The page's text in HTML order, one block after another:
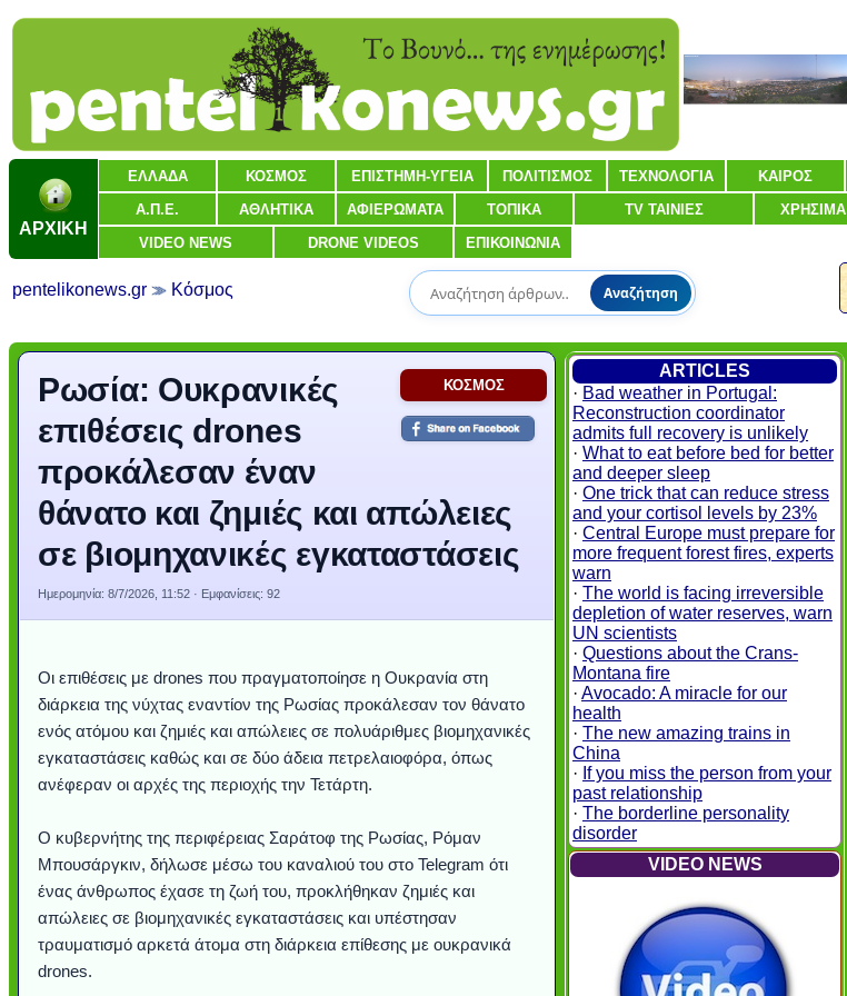
ΑΡΧΙΚΗ
ΕΛΛΑΔΑ ΚΟΣΜΟΣ ΕΠΙΣΤΗΜΗ-ΥΓΕΙΑ ΠΟΛΙΤΙΣΜΟΣ ΤΕΧΝΟΛΟΓΙΑ ΚΑΙΡΟΣ
Α.Π.Ε. ΑΘΛΗΤΙΚΑ ΑΦΙΕΡΩΜΑΤΑ ΤΟΠΙΚΑ TV ΤΑΙΝΙΕΣ ΧΡΗΣΙΜΑ
VIDEO NEWS DRONE VIDEOS ΕΠΙΚΟΙΝΩΝΙΑ
pentelikonews.gr Κόσμος Αναζήτηση
ΚΟΣΜΟΣ
Ρωσία: Ουκρανικές
επιθέσεις drones
προκάλεσαν έναν
θάνατο και ζημιές και απώλειες
σε βιομηχανικές εγκαταστάσεις
Ημερομηνία: 8/7/2026, 11:52 · Εμφανίσεις: 92
Οι επιθέσεις με drones που πραγματοποίησε η Ουκρανία στη
διάρκεια της νύχτας εναντίον της Ρωσίας προκάλεσαν τον θάνατο
ενός ατόμου και ζημιές και απώλειες σε πολυάριθμες βιομηχανικές
εγκαταστάσεις καθώς και σε δύο άδεια πετρελαιοφόρα, όπως
ανέφεραν οι αρχές της περιοχής την Τετάρτη.
Ο κυβερνήτης της περιφέρειας Σαράτοφ της Ρωσίας, Ρόμαν
Μπουσάργκιν, δήλωσε μέσω του καναλιού του στο Telegram ότι
ένας άνθρωπος έχασε τη ζωή του, προκλήθηκαν ζημιές και
απώλειες σε βιομηχανικές εγκαταστάσεις και υπέστησαν
τραυματισμό αρκετά άτομα στη διάρκεια επίθεσης με ουκρανικά
drones.
ARTICLES
· Bad weather in Portugal:
Reconstruction coordinator
admits full recovery is unlikely
· What to eat before bed for better
and deeper sleep
· One trick that can reduce stress
and your cortisol levels by 23%
· Central Europe must prepare for
more frequent forest fires, experts
warn
· The world is facing irreversible
depletion of water reserves, warn
UN scientists
· Questions about the Crans-
Montana fire
· Avocado: A miracle for our
health
· The new amazing trains in
China
· If you miss the person from your
past relationship
· The borderline personality
disorder
VIDEO NEWS